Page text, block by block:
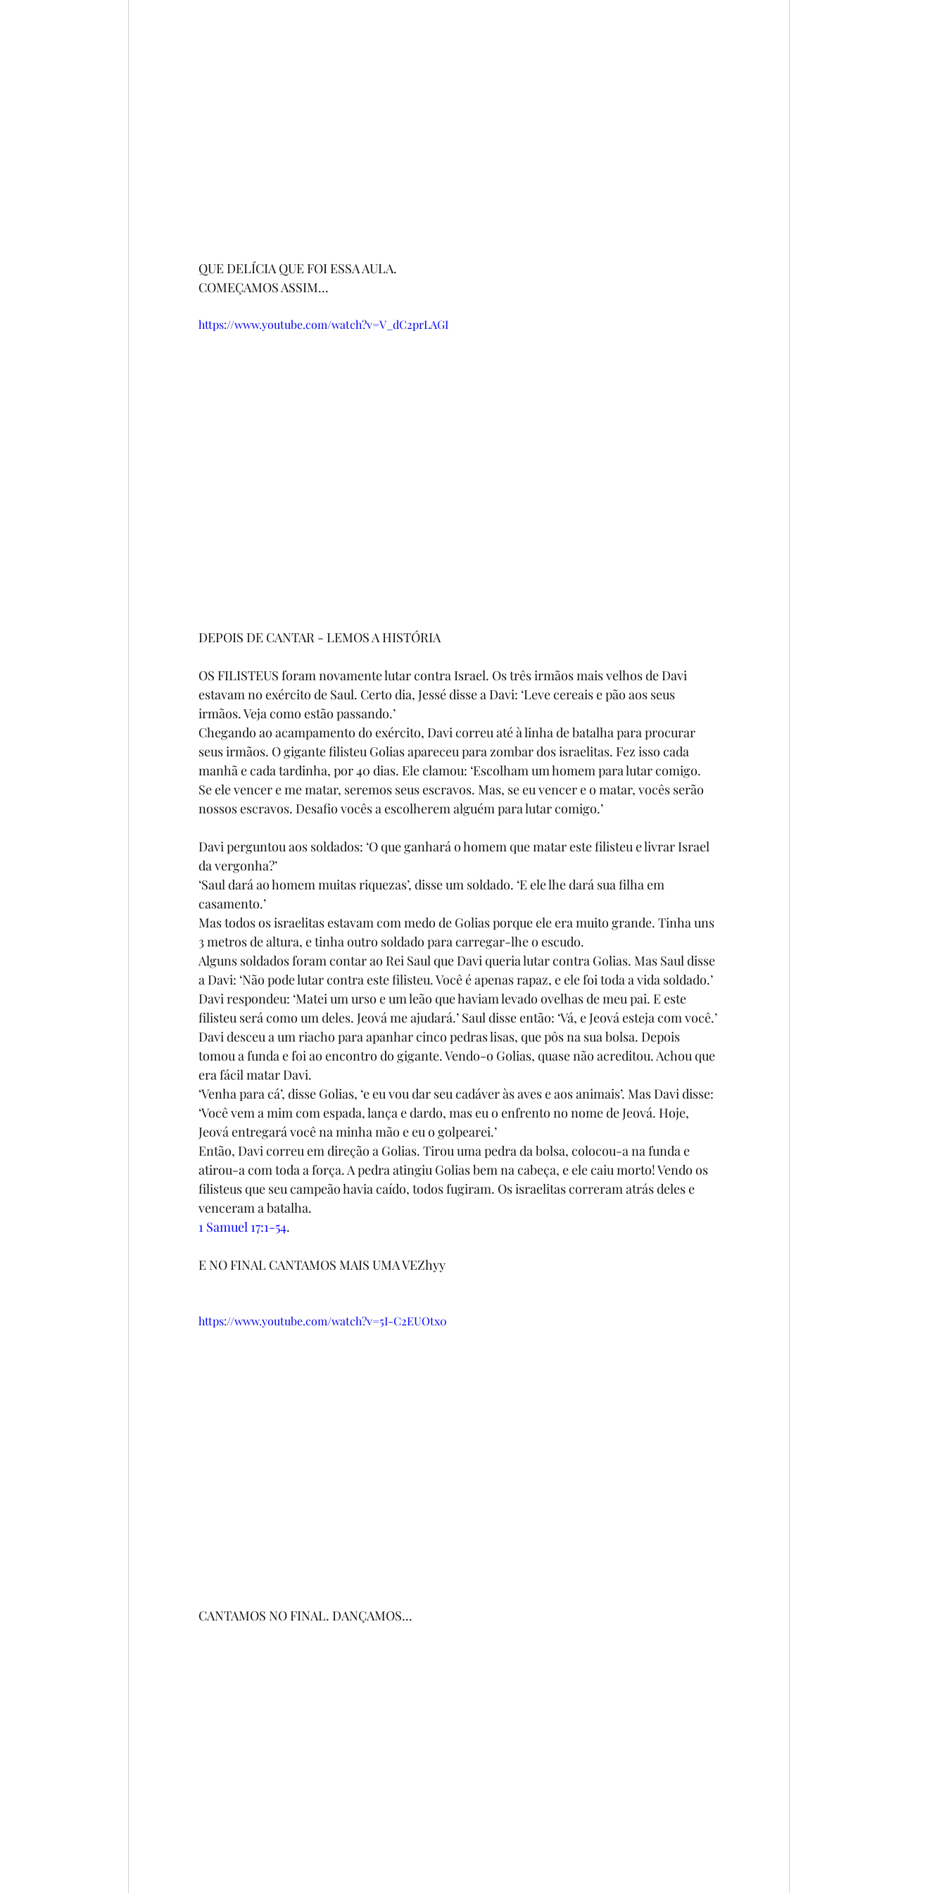
QUE DELÍCIA QUE FOI ESSA AULA.
COMEÇAMOS ASSIM...
https://www.youtube.com/watch?v=V_dC2prLAGI
DEPOIS DE CANTAR - LEMOS A HISTÓRIA
OS FILISTEUS foram novamente lutar contra Israel. Os três irmãos mais velhos de Davi
estavam no exército de Saul. Certo dia, Jessé disse a Davi: ‘Leve cereais e pão aos seus
irmãos. Veja como estão passando.’
Chegando ao acampamento do exército, Davi correu até à linha de batalha para procurar
seus irmãos. O gigante filisteu Golias apareceu para zombar dos israelitas. Fez isso cada
manhã e cada tardinha, por 40 dias. Ele clamou: ‘Escolham um homem para lutar comigo.
Se ele vencer e me matar, seremos seus escravos. Mas, se eu vencer e o matar, vocês serão
nossos escravos. Desafio vocês a escolherem alguém para lutar comigo.’
Davi perguntou aos soldados: ‘O que ganhará o homem que matar este filisteu e livrar Israel
da vergonha?’
‘Saul dará ao homem muitas riquezas’, disse um soldado. ‘E ele lhe dará sua filha em
casamento.’
Mas todos os israelitas estavam com medo de Golias porque ele era muito grande. Tinha uns
3 metros de altura, e tinha outro soldado para carregar-lhe o escudo.
Alguns soldados foram contar ao Rei Saul que Davi queria lutar contra Golias. Mas Saul disse
a Davi: ‘Não pode lutar contra este filisteu. Você é apenas rapaz, e ele foi toda a vida soldado.’
Davi respondeu: ‘Matei um urso e um leão que haviam levado ovelhas de meu pai. E este
filisteu será como um deles. Jeová me ajudará.’ Saul disse então: ‘Vá, e Jeová esteja com você.’
Davi desceu a um riacho para apanhar cinco pedras lisas, que pôs na sua bolsa. Depois
tomou a funda e foi ao encontro do gigante. Vendo-o Golias, quase não acreditou. Achou que
era fácil matar Davi.
‘Venha para cá’, disse Golias, ‘e eu vou dar seu cadáver às aves e aos animais’. Mas Davi disse:
‘Você vem a mim com espada, lança e dardo, mas eu o enfrento no nome de Jeová. Hoje,
Jeová entregará você na minha mão e eu o golpearei.’
Então, Davi correu em direção a Golias. Tirou uma pedra da bolsa, colocou-a na funda e
atirou-a com toda a força. A pedra atingiu Golias bem na cabeça, e ele caiu morto! Vendo os
filisteus que seu campeão havia caído, todos fugiram. Os israelitas correram atrás deles e
venceram a batalha.
1 Samuel 17:1-54.
E NO FINAL CANTAMOS MAIS UMA VEZhyy
https://www.youtube.com/watch?v=5I-C2EUOtx0
CANTAMOS NO FINAL. DANÇAMOS...